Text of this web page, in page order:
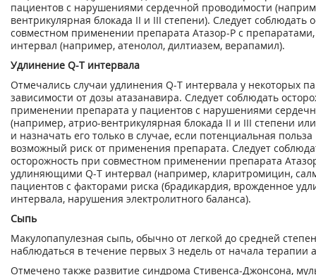
пациентов с нарушениями сердечной проводимости
вентрикулярная блокада II и III степени). Следует соблюдать
совместном применении препарата Атазор-Р с
интервал (например, атенолол, дилтиазем, верапамил).
Удлинение Q-T интервала
Отмечались случаи удлинения Q-T интервала у некоторых
зависимости от дозы атазанавира. Следует соблюдать
применении препарата у пациентов с нарушениями
(например, атрио-вентрикулярная блокада II и III степени
и назначать его только в случае, если потенциальная
возможный риск от применения препарата. Следует
осторожность при совместном применении препарата
удлиняющими Q-T интервал (например, кларитромицин,
пациентов с факторами риска (брадикардия, врожденное
интервала, нарушения электролитного баланса).
Сыпь
Макулопапулезная сыпь, обычно от легкой до средней
наблюдаться в течение первых 3 недель от начала терапии
Отмечено также развитие синдрома Стивенса-Джонсона,